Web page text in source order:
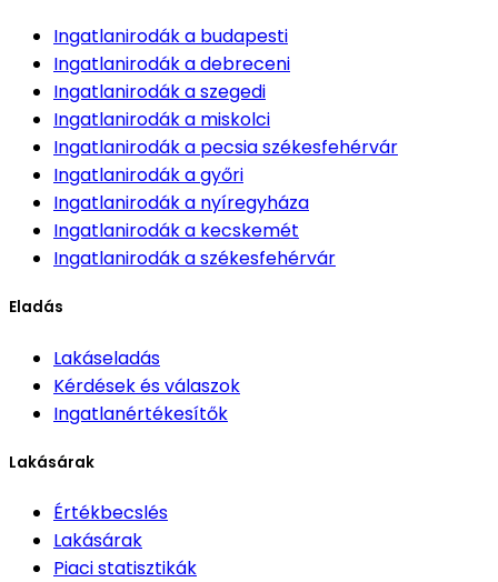
Ingatlanirodáka budapesti
Ingatlanirodáka debreceni
Ingatlanirodáka szegedi
Ingatlanirodáka miskolci
Ingatlanirodáka pecsia székesfehérvár
Ingatlanirodáka győri
Ingatlanirodáka nyíregyháza
Ingatlanirodáka kecskemét
Ingatlanirodáka székesfehérvár
Eladás
Lakáseladás
Kérdések és válaszok
Ingatlanértékesítők
Lakásárak
Értékbecslés
Lakásárak
Piaci statisztikák